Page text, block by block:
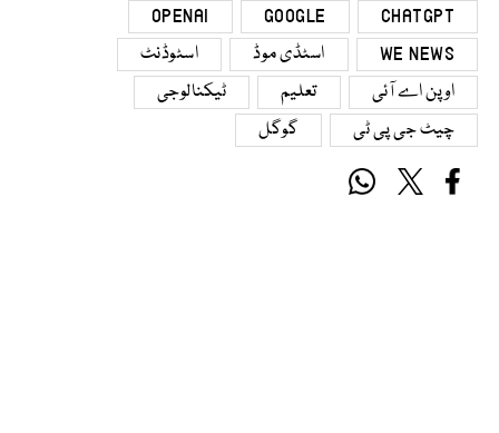
CHATGPT
GOOGLE
OPENAI
WE NEWS
اسٹڈی موڈ
اسٹوڈنٹ
اوپن اے آئی
تعلیم
ٹیکنالوجی
چیٹ جی پی ٹی
گوگل